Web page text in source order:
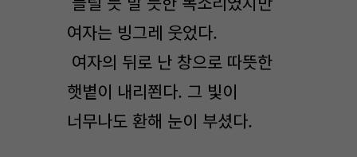
여자는 빙그레 웃었다.
여자의 뒤로 난 창으로 따뜻한
햇볕이 내리쬔다. 그 빛이
너무나도 환해 눈이 부셨다.